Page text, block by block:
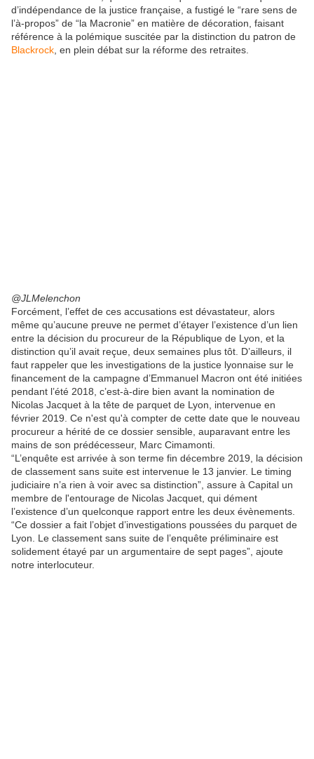
d’indépendance de la justice française, a fustigé le “rare sens de
l’à-propos” de “la Macronie” en matière de décoration, faisant
référence à la polémique suscitée par la distinction du patron de
Blackrock , en plein débat sur la réforme des retraites.
@JLMelenchon
Forcément, l’effet de ces accusations est dévastateur, alors
même qu’aucune preuve ne permet d’étayer l’existence d’un lien
entre la décision du procureur de la République de Lyon, et la
distinction qu’il avait reçue, deux semaines plus tôt. D’ailleurs, il
faut rappeler que les investigations de la justice lyonnaise sur le
financement de la campagne d’Emmanuel Macron ont été initiées
pendant l’été 2018, c’est-à-dire bien avant la nomination de
Nicolas Jacquet à la tête de parquet de Lyon, intervenue en
février 2019. Ce n'est qu'à compter de cette date que le nouveau
procureur a hérité de ce dossier sensible, auparavant entre les
mains de son prédécesseur, Marc Cimamonti.
“L’enquête est arrivée à son terme fin décembre 2019, la décision
de classement sans suite est intervenue le 13 janvier. Le timing
judiciaire n’a rien à voir avec sa distinction”, assure à Capital un
membre de l'entourage de Nicolas Jacquet, qui dément
l’existence d’un quelconque rapport entre les deux évènements.
“Ce dossier a fait l’objet d’investigations poussées du parquet de
Lyon. Le classement sans suite de l’enquête préliminaire est
solidement étayé par un argumentaire de sept pages”, ajoute
notre interlocuteur.